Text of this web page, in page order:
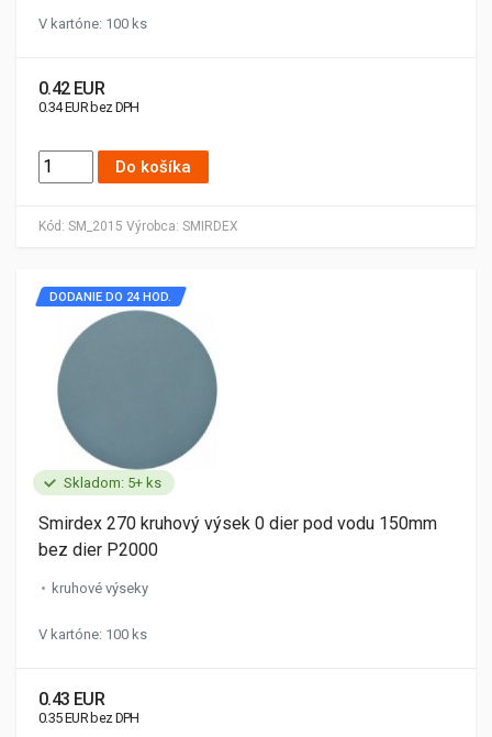
Kód: SM_2015 Výrobca: SMIRDEX
V kartóne: 100 ks
0.42 EUR
0.34 EUR bez DPH
Do košíka
Skladom: 5+ ks
DODANIE DO 24 HOD.
Smirdex 270 kruhový výsek 0 dier pod vodu 150mm
bez dier P2000
kruhové výseky
V kartóne: 100 ks
0.43 EUR
0.35 EUR bez DPH